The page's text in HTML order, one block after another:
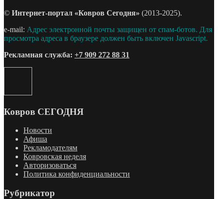
© Интернет-портал «Ковров Сегодня» (2013-2025).
e-mail: Адрес электронной почты защищен от спам-ботов. Для
просмотра адреса в браузере должен быть включен Javascript.
Рекламная служба: +7 909 272 88 31
Ковров СЕГОДНЯ
Новости
Афиша
Рекламодателям
Ковровская неделя
Авторизоваться
Политика конфиденциальности
Рубрикатор